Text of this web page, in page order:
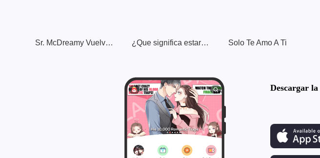
Sr. McDreamy Vuelve a Convertirme en un Tema de Tendencia ¿Que significa estar entre el amor y la amistad? Solo Te Amo A Ti
Descargar